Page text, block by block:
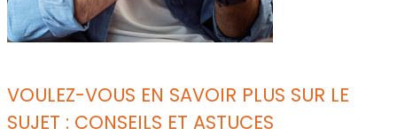
VOULEZ-VOUS EN SAVOIR PLUS SUR LE
SUJET : CONSEILS ET ASTUCES